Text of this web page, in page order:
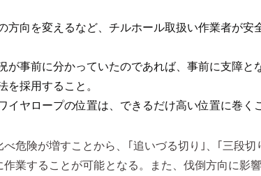
方向を変えるなど、チルホール取扱い作業者が安
が事前に分かっていたのであれば、事前に支障と
を採用すること。
ヤロープの位置は、できるだけ高い位置に巻く
危険が増すことから、｢追いづる切り｣、｢三段切
業することが可能となる。また、伐倒方向に影